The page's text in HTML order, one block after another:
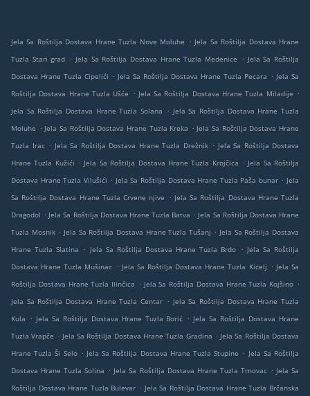
Jela Sa Roštilja Dostava Hrane Tuzla Nove Moluhe . Jela Sa Roštilja Dostava Hrane
Tuzla Stari grad . Jela Sa Roštilja Dostava Hrane Tuzla Medenice . Jela Sa Roštilja
Dostava Hrane Tuzla Cipelići . Jela Sa Roštilja Dostava Hrane Tuzla Pecara . Jela Sa
Roštilja Dostava Hrane Tuzla Ušće
. Jela Sa Roštilja Dostava Hrane Tuzla Miladije .
Jela Sa Roštilja Dostava Hrane Tuzla Solana
. Jela Sa Roštilja Dostava Hrane Tuzla
Moluhe . Jela Sa Roštilja Dostava Hrane Tuzla Kreka . Jela Sa Roštilja Dostava Hrane
Tuzla Irac . Jela Sa Roštilja Dostava Hrane Tuzla Drežnik . Jela Sa Roštilja Dostava
Hrane Tuzla Kužići . Jela Sa Roštilja Dostava Hrane Tuzla Krojčica . Jela Sa Roštilja
Dostava Hrane Tuzla Vilušići . Jela Sa Roštilja Dostava Hrane Tuzla Paša bunar . Jela
Sa Roštilja Dostava Hrane Tuzla Crvene njive
. Jela Sa Roštilja Dostava Hrane Tuzla
Dragodol . Jela Sa Roštilja Dostava Hrane Tuzla Batva . Jela Sa Roštilja Dostava Hrane
Tuzla Mosnik . Jela Sa Roštilja Dostava Hrane Tuzla Tušanj . Jela Sa Roštilja Dostava
Hrane Tuzla Slatina
. Jela Sa Roštilja Dostava Hrane Tuzla Brdo . Jela Sa Roštilja
Dostava Hrane Tuzla Mušinac . Jela Sa Roštilja Dostava Hrane Tuzla Kicelj . Jela Sa
Roštilja Dostava Hrane Tuzla Ilinčica . Jela Sa Roštilja Dostava Hrane Tuzla Kojšino .
Jela Sa Roštilja Dostava Hrane Tuzla Centar . Jela Sa Roštilja Dostava Hrane Tuzla
Kula
. Jela Sa Roštilja Dostava Hrane Tuzla Borić . Jela Sa Roštilja Dostava Hrane
Tuzla Vrapče . Jela Sa Roštilja Dostava Hrane Tuzla Gradina . Jela Sa Roštilja Dostava
Hrane Tuzla Ši Selo . Jela Sa Roštilja Dostava Hrane Tuzla Stupine . Jela Sa Roštilja
Dostava Hrane Tuzla Solina . Jela Sa Roštilja Dostava Hrane Tuzla Trnovac . Jela Sa
Roštilja Dostava Hrane Tuzla Bulevar . Jela Sa Roštilja Dostava Hrane Tuzla Brčanska